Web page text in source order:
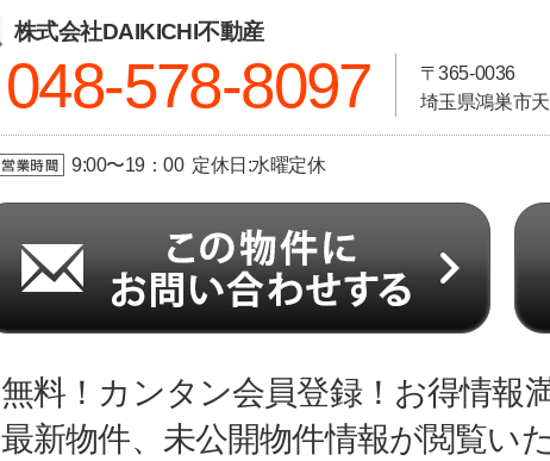
株式会社DAIKICHI不動産
048-578-8097
〒365-0036
埼玉県鴻巣市
9:00〜19：00 定休日:水曜定休
無料！カンタン会員登録！お得情報
最新物件、未公開物件情報が閲覧い